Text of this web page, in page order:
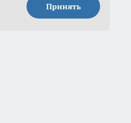
Принять